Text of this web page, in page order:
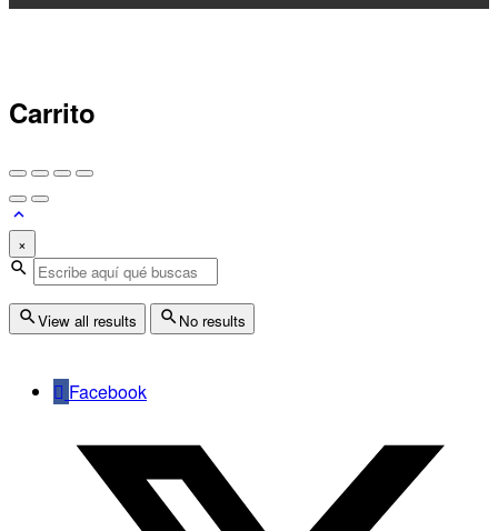
Carrito
×
View all results No results
Facebook